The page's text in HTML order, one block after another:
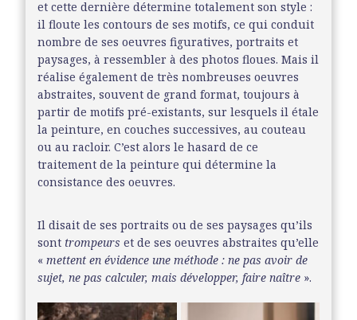
et cette dernière détermine totalement son style :
il floute les contours de ses motifs, ce qui conduit
nombre de ses oeuvres figuratives, portraits et
paysages, à ressembler à des photos floues. Mais il
réalise également de très nombreuses oeuvres
abstraites, souvent de grand format, toujours à
partir de motifs pré-existants, sur lesquels il étale
la peinture, en couches successives, au couteau
ou au racloir. C’est alors le hasard de ce
traitement de la peinture qui détermine la
consistance des oeuvres.
Il disait de ses portraits ou de ses paysages qu’ils
sont trompeurs et de ses oeuvres abstraites qu’elle
« mettent en évidence une méthode : ne pas avoir de
sujet, ne pas calculer, mais développer, faire naître ».